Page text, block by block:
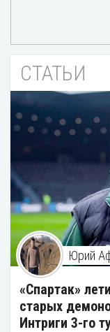
СТАТЬИ
Юрий
«Спартак»
старых
Интриги 3-го